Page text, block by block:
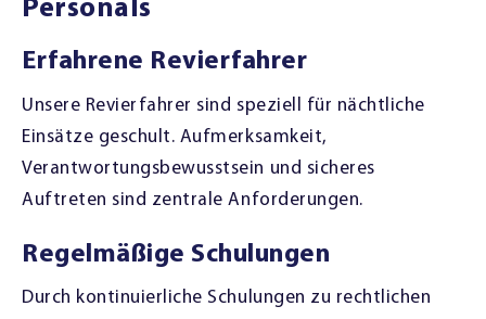
Personals
Erfahrene Revierfahrer
Unsere Revierfahrer sind speziell für nächtliche
Einsätze geschult. Aufmerksamkeit,
Verantwortungsbewusstsein und sicheres
Auftreten sind zentrale Anforderungen.
Regelmäßige Schulungen
Durch kontinuierliche Schulungen zu rechtlichen